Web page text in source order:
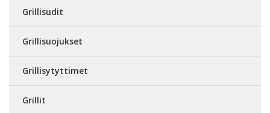
Grillisudit
Grillisuojukset
Grillisytyttimet
Grillit